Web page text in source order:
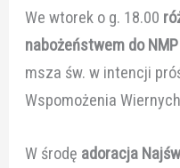
We wtorek o g. 18.00
nabożeństwem do
msza św. w intencji
Wspomożenia
W środę adoracja